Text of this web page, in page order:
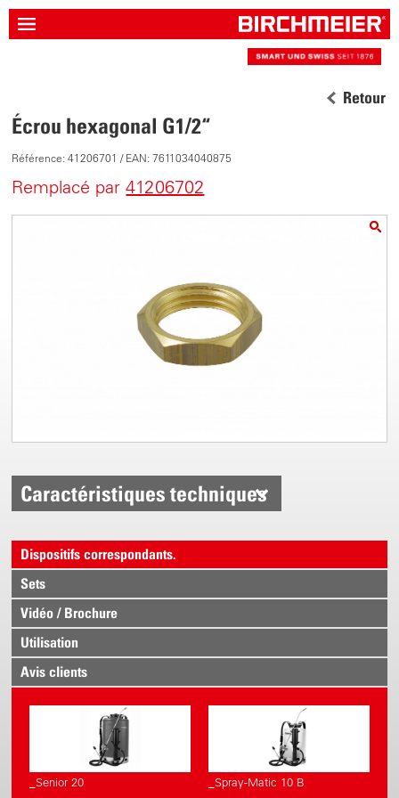
Retour
Écrou hexagonal G1/2“
Référence: 41206701 / EAN: 7611034040875
Remplacé par41206702
Caractéristiques techniques
Dispositifs correspondants.
Sets
Vidéo / Brochure
Utilisation
Avis clients
_Senior 20 _Spray-Matic 10 B